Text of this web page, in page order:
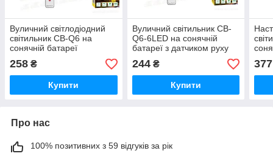
Вуличний світлодіодний
світильник CB-Q6 на
сонячній батареї
258 ₴
Купити
Вуличний світильник CB-
Q6-6LED на сонячній
батареї з датчиком руху
244₴
Купити
377
Про нас
100% позитивних з 59 відгуків за рік